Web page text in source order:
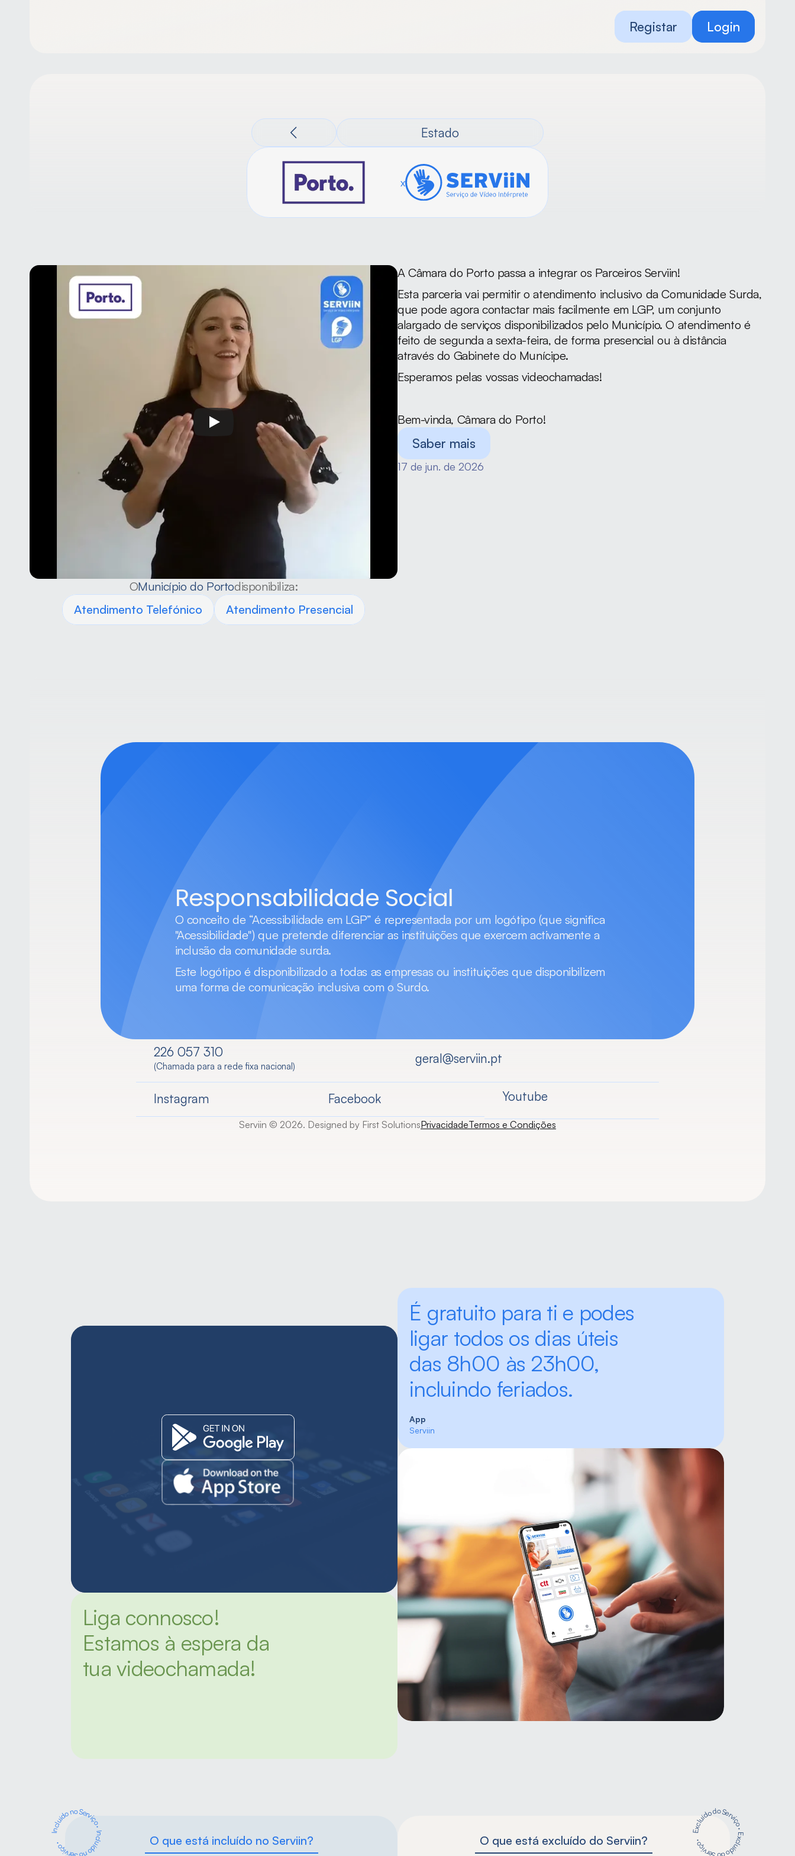
Registar Login
Estado
x
OMunicípio do Portodisponibiliza:
Atendimento Telefónico
Atendimento Presencial
A Câmara do Porto passa a integrar os Parceiros Serviin!
Esta parceria vai permitir o atendimento inclusivo da Comunidade Surda,
que pode agora contactar mais facilmente em LGP, um conjunto
alargado de serviços disponibilizados pelo Município. O atendimento é
feito de segunda a sexta-feira, de forma presencial ou à distância
através do Gabinete do Munícipe.
Esperamos pelas vossas videochamadas!
Bem-vinda, Câmara do Porto!
Saber mais
17 de jun. de 2026
Liga connosco!
Estamos à espera da
tua videochamada!
É gratuito para ti e podes
ligar todos os dias úteis
das 8h00 às 23h00,
incluindo feriados.
App
Serviin
O que está incluído no Serviin?
Incluído no Serviço·
Incluído no Serviço · O que está excluído do Serviin?
Excluído do Serviço·
Excluído do Serviço ·
Responsabilidade Social
O conceito de “Acessibilidade em LGP” é representada por um logótipo (que significa
"Acessibilidade") que pretende diferenciar as instituições que exercem activamente a
inclusão da comunidade surda.
Este logótipo é disponibilizado a todas as empresas ou instituições que disponibilizem
uma forma de comunicação inclusiva com o Surdo.
226 057 310
(Chamada para a rede fixa nacional)
geral@serviin.pt
Instagram Facebook Youtube
Serviin © 2026. Designed by First SolutionsPrivacidadeTermos e Condições